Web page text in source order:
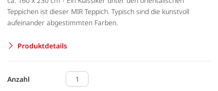
Teppichen ist dieser MIR Teppich. Typisch sind die kunstvoll
aufeinander abgestimmten Farben.
Produktdetails
Anzahl